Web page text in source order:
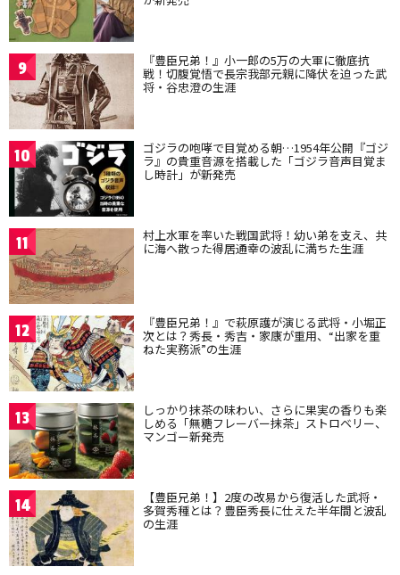
9 『豊臣兄弟！』小一郎の5万の大軍に徹底抗
戦！切腹覚悟で長宗我部元親に降伏を迫った武
将・谷忠澄の生涯
10 ゴジラの咆哮で目覚める朝…1954年公開『ゴジ
ラ』の貴重音源を搭載した「ゴジラ音声目覚ま
し時計」が新発売
11 村上水軍を率いた戦国武将！幼い弟を支え、共
に海へ散った得居通幸の波乱に満ちた生涯
12 『豊臣兄弟！』で萩原護が演じる武将・小堀正
次とは？秀長・秀吉・家康が重用、“出家を重
ねた実務派”の生涯
13 しっかり抹茶の味わい、さらに果実の香りも楽
しめる「無糖フレーバー抹茶」ストロベリー、
マンゴー新発売
14 【豊臣兄弟！】2度の改易から復活した武将・
多賀秀種とは？豊臣秀長に仕えた半年間と波乱
の生涯